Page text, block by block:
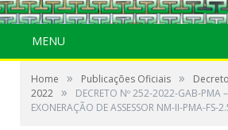
MENU
Home » Publicações Oficiais »
2022 »
DECRETO Nº 252-2022-GAB-PMA
EXONERAÇÃO DE ASSESSOR NM-II-PMA-FS-